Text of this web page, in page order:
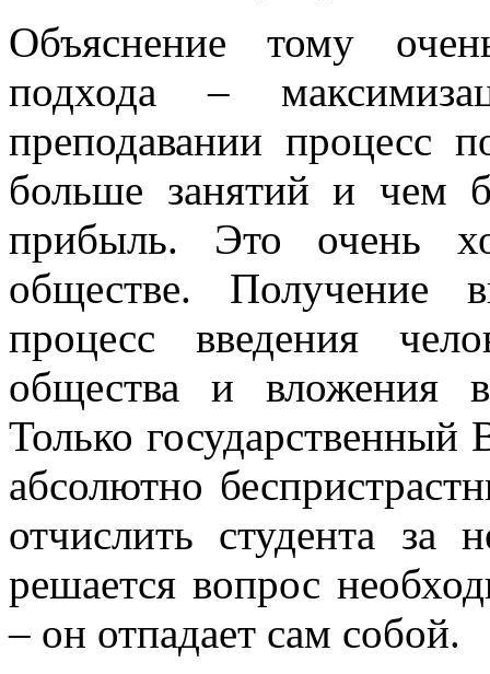
Объяснение тому
подхода –
преподавании процесс
больше занятий и чем
прибыль. Это очень
обществе. Получение
процесс введения
общества и вложения
Только
абсолютно
отчислить студента за
решается вопрос
– он отпадает сам собой.